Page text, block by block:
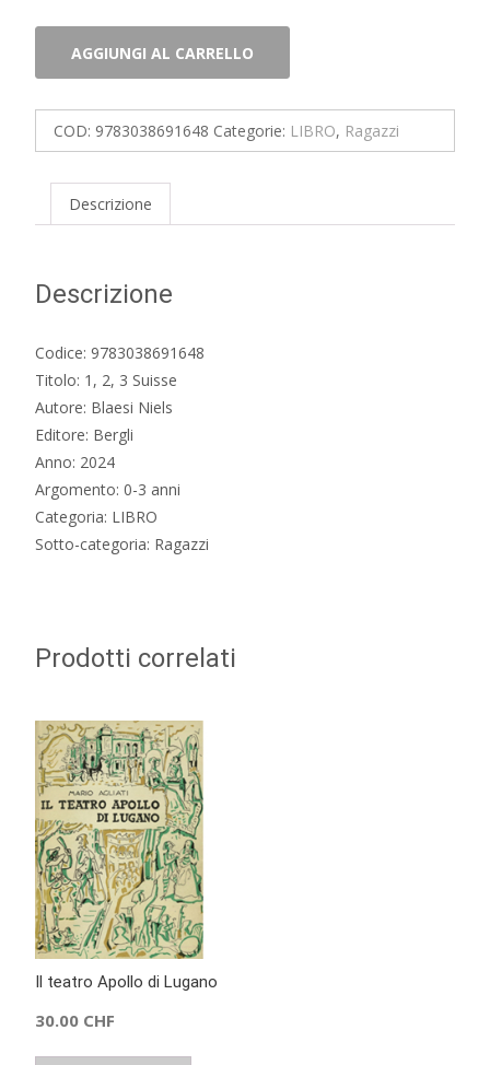
Suisse
quantità
AGGIUNGI AL CARRELLO
COD: 9783038691648 Categorie: LIBRO, Ragazzi
Descrizione
Descrizione
Codice: 9783038691648
Titolo: 1, 2, 3 Suisse
Autore: Blaesi Niels
Editore: Bergli
Anno: 2024
Argomento: 0-3 anni
Categoria: LIBRO
Sotto-categoria: Ragazzi
Prodotti correlati
Il teatro Apollo di Lugano
30.00 CHF